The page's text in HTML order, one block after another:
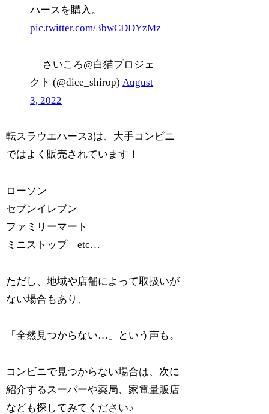
ハースを購入。
pic.twitter.com/3bwCDDYzMz
— さいころ@白猫プロジェ
クト (@dice_shirop)August
3, 2022
転スラウエハース3は、大手コンビニ
ではよく販売されています！
ローソン
セブンイレブン
ファミリーマート
ミニストップ etc…
ただし、地域や店舗によって取扱いが
ない場合もあり、
「全然見つからない…」という声も。
コンビニで見つからない場合は、次に
紹介するスーパーや薬局、家電量販店
なども探してみてください♪